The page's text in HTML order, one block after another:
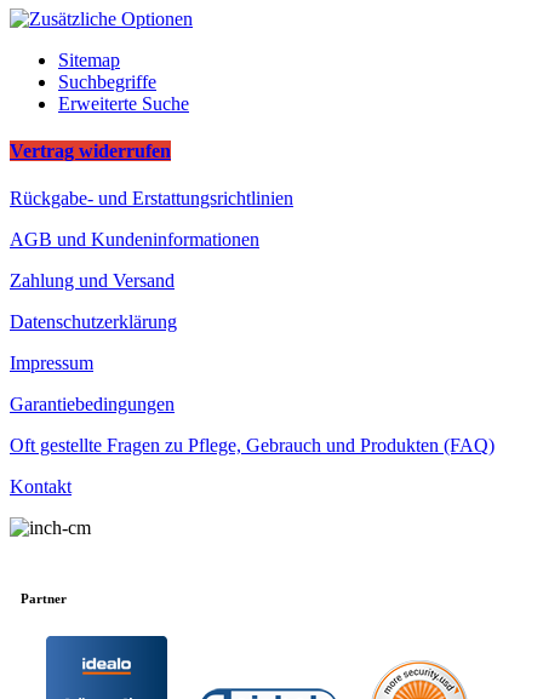
Sitemap
Suchbegriffe
Erweiterte Suche
Vertrag widerrufen
Rückgabe- und Erstattungsrichtlinien
AGB und Kundeninformationen
Zahlung und Versand
Datenschutzerklärung
Impressum
Garantiebedingungen
Oft gestellte Fragen zu Pflege, Gebrauch und Produkten (FAQ)
Kontakt
Partner